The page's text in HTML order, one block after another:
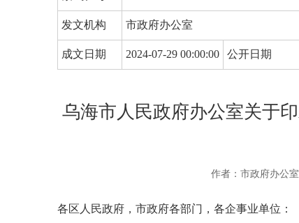
发文机构 市政府办公室
成文日期 2024-07-29 00:00:00 公开日期
乌海市人民政府办公室关于
作者：市政府办公室
各区人民政府，市政府各部门，各企事业单位：